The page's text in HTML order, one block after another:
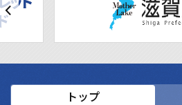
トップ